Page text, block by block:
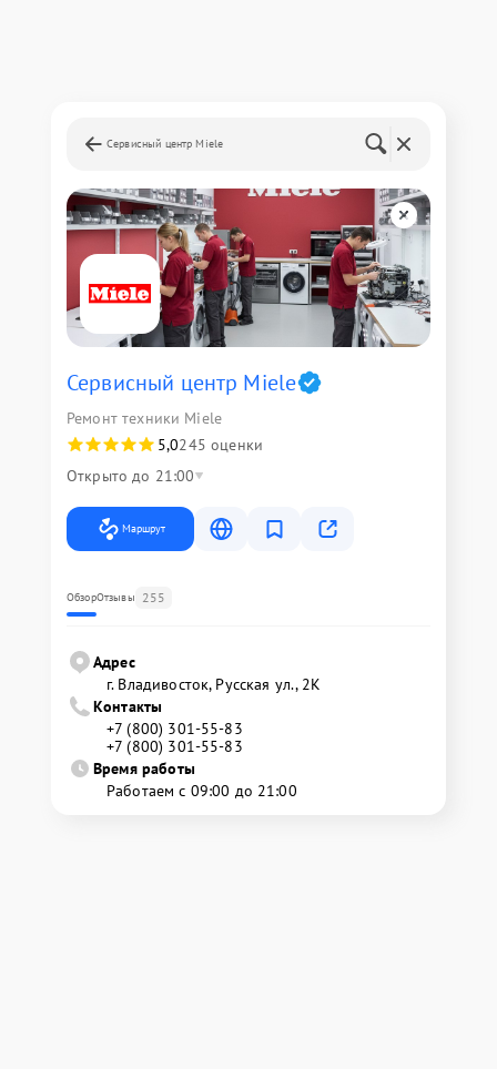
Сервисный центр Miele
Сервисный центр Miele
Ремонт техники Miele
5,0245 оценки
Открыто до 21:00
Маршрут
ОбзорОтзывы 255
Адрес
г. Владивосток, Русская ул., 2К
Контакты
+7 (800) 301-55-83
+7 (800) 301-55-83
Время работы
Работаем с 09:00 до 21:00